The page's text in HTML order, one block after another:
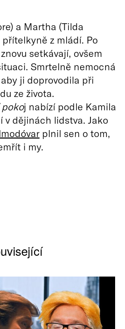
a Martha (Tilda
z mládí. Po
setkávají, ovšem
Smrtelně nemocná
ji doprovodila při
ze života.
pokoj nabízí podle Kamila
v dějinách lidstva. Jako
plnil sen o tom,
i my.